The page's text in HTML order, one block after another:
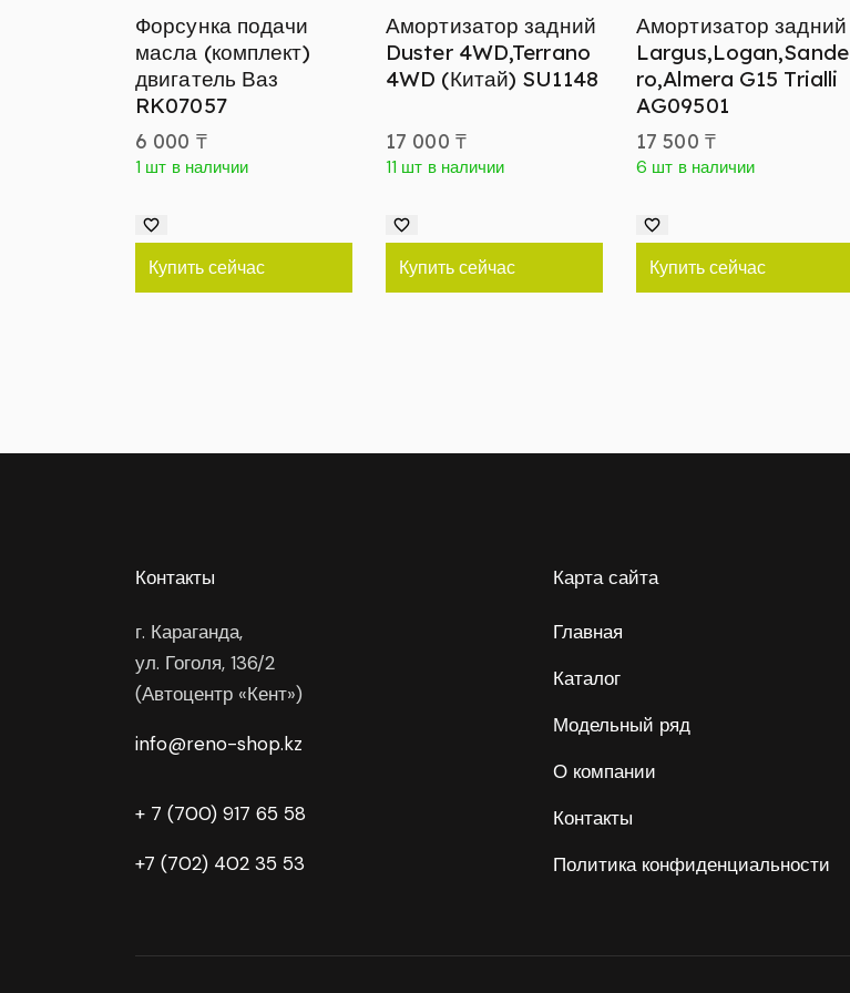
Форсунка подачи
масла (комплект)
двигатель Ваз
RK07057
6 000 ₸
1 шт в наличии
Купить сейчас
Амортизатор задний
Duster 4WD,Terrano
4WD (Китай) SU1148
17 000 ₸
11 шт в наличии
Купить сейчас
Амортизатор задний
Largus,Logan,Sande
ro,Almera G15 Trialli
AG09501
17 500 ₸
6 шт в наличии
Купить сейчас
Контакты
г. Караганда,
ул. Гоголя, 136/2
(Автоцентр «Кент»)
info@reno-shop.kz
+ 7 (700) 917 65 58
+7 (702) 402 35 53
Карта сайта
Главная
Каталог
Модельный ряд
О компании
Контакты
Политика конфиденциальности